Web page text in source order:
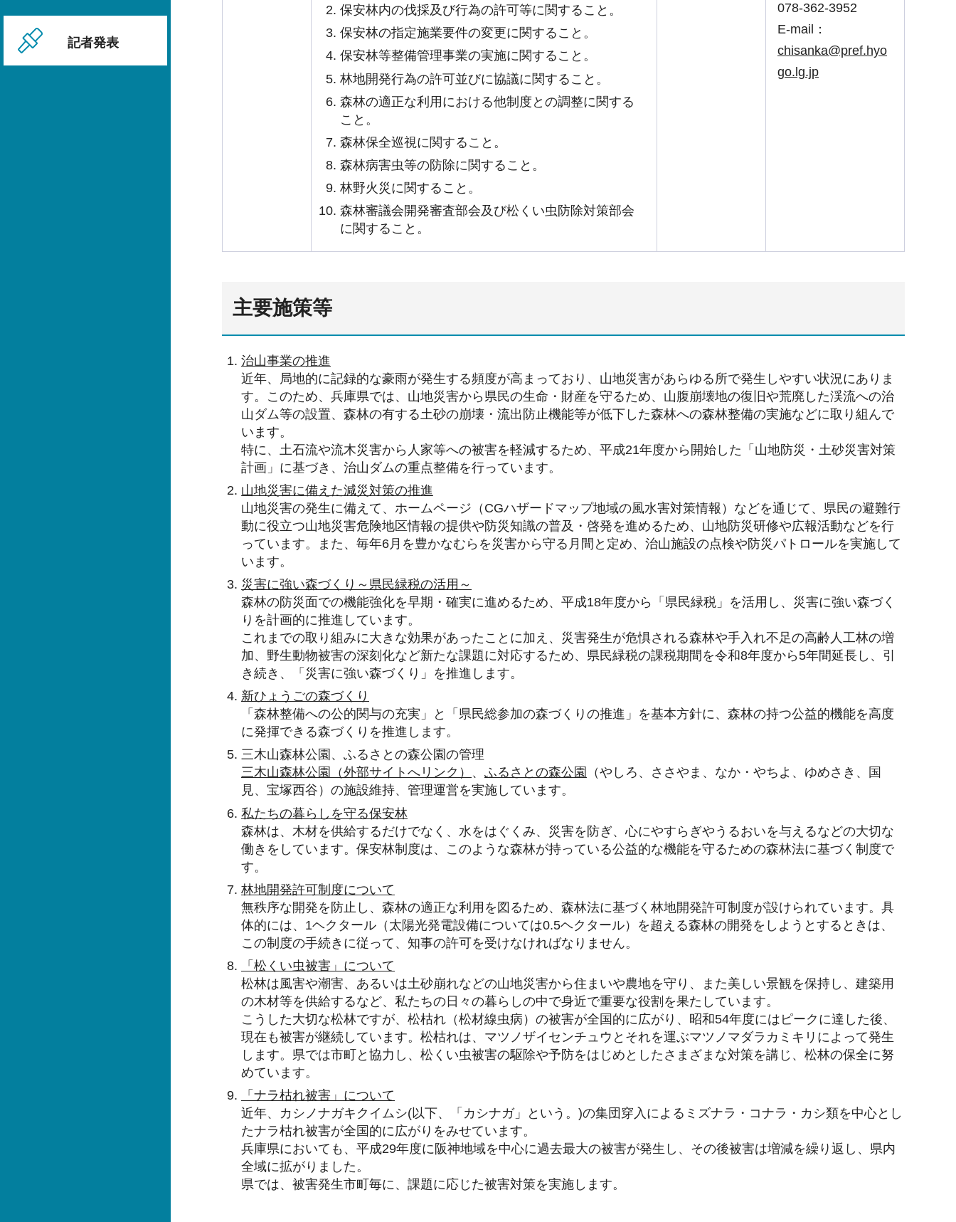
記者発表
保安林内の伐採及び行為の許可等に関すること。
保安林の指定施業要件の変更に関すること。
保安林等整備管理事業の実施に関すること。
林地開発行為の許可並びに協議に関すること。
森林の適正な利用における他制度との調整に関する
こと。
森林保全巡視に関すること。
森林病害虫等の防除に関すること。
林野火災に関すること。
森林審議会開発審査部会及び松くい虫防除対策部会
に関すること。
078-362-3952
E-mail：
chisanka@pref.hyo
go.lg.jp
主要施策等
治山事業の推進
近年、局地的に記録的な豪雨が発生する頻度が高まっており、山地災害があらゆる所で発生しやすい状況にありま
す。このため、兵庫県では、山地災害から県民の生命・財産を守るため、山腹崩壊地の復旧や荒廃した渓流への治
山ダム等の設置、森林の有する土砂の崩壊・流出防止機能等が低下した森林への森林整備の実施などに取り組んで
います。
特に、土石流や流木災害から人家等への被害を軽減するため、平成21年度から開始した「山地防災・土砂災害対策
計画」に基づき、治山ダムの重点整備を行っています。
山地災害に備えた減災対策の推進
山地災害の発生に備えて、ホームページ（CGハザードマップ地域の風水害対策情報）などを通じて、県民の避難行
動に役立つ山地災害危険地区情報の提供や防災知識の普及・啓発を進めるため、山地防災研修や広報活動などを行
っています。また、毎年6月を豊かなむらを災害から守る月間と定め、治山施設の点検や防災パトロールを実施して
います。
災害に強い森づくり～県民緑税の活用～
森林の防災面での機能強化を早期・確実に進めるため、平成18年度から「県民緑税」を活用し、災害に強い森づく
りを計画的に推進しています。
これまでの取り組みに大きな効果があったことに加え、災害発生が危惧される森林や手入れ不足の高齢人工林の増
加、野生動物被害の深刻化など新たな課題に対応するため、県民緑税の課税期間を令和8年度から5年間延長し、引
き続き、「災害に強い森づくり」を推進します。
新ひょうごの森づくり
「森林整備への公的関与の充実」と「県民総参加の森づくりの推進」を基本方針に、森林の持つ公益的機能を高度
に発揮できる森づくりを推進します。
三木山森林公園、ふるさとの森公園の管理
三木山森林公園（外部サイトへリンク） 、 ふるさとの森公園
（やしろ、ささやま、なか・やちよ、ゆめさき、国
見、宝塚西谷）の施設維持、管理運営を実施しています。
私たちの暮らしを守る保安林
森林は、木材を供給するだけでなく、水をはぐくみ、災害を防ぎ、心にやすらぎやうるおいを与えるなどの大切な
働きをしています。保安林制度は、このような森林が持っている公益的な機能を守るための森林法に基づく制度で
す。
林地開発許可制度について
無秩序な開発を防止し、森林の適正な利用を図るため、森林法に基づく林地開発許可制度が設けられています。具
体的には、1ヘクタール（太陽光発電設備については0.5ヘクタール）を超える森林の開発をしようとするときは、
この制度の手続きに従って、知事の許可を受けなければなりません。
「松くい虫被害」について
松林は風害や潮害、あるいは土砂崩れなどの山地災害から住まいや農地を守り、また美しい景観を保持し、建築用
の木材等を供給するなど、私たちの日々の暮らしの中で身近で重要な役割を果たしています。
こうした大切な松林ですが、松枯れ（松材線虫病）の被害が全国的に広がり、昭和54年度にはピークに達した後、
現在も被害が継続しています。松枯れは、マツノザイセンチュウとそれを運ぶマツノマダラカミキリによって発生
します。県では市町と協力し、松くい虫被害の駆除や予防をはじめとしたさまざまな対策を講じ、松林の保全に努
めています。
「ナラ枯れ被害」について
近年、カシノナガキクイムシ(以下、「カシナガ」という。)の集団穿入によるミズナラ・コナラ・カシ類を中心とし
たナラ枯れ被害が全国的に広がりをみせています。
兵庫県においても、平成29年度に阪神地域を中心に過去最大の被害が発生し、その後被害は増減を繰り返し、県内
全域に拡がりました。
県では、被害発生市町毎に、課題に応じた被害対策を実施します。